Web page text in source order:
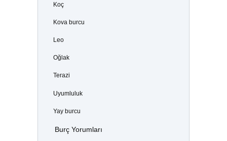
Koç
Kova burcu
Leo
Oğlak
Terazi
Uyumluluk
Yay burcu
Burç Yorumları